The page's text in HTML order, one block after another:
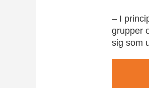
– I
grupper
sig som